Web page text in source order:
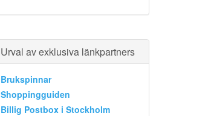
Urval av exklusiva länkpartners
Brukspinnar
Shoppingguiden
Billig Postbox i Stockholm